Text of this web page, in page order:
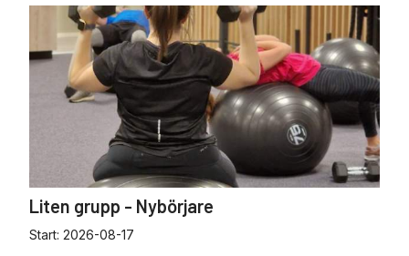
Liten grupp - Nybörjare
Start: 2026-08-17